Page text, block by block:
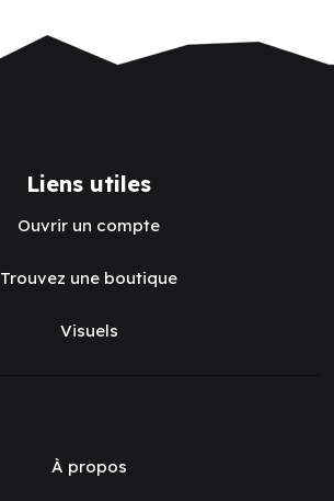
Liens utiles
Ouvrir un compte
Trouvez une boutique
Visuels
À propos